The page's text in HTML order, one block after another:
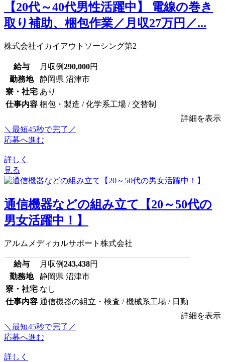
【20代～40代男性活躍中】 電線の巻き
取り補助、梱包作業／月収27万円／...
株式会社イカイアウトソーシング第2
給与 月収例290,000円
勤務地
静岡県 沼津市
寮・社宅 あり
仕事内容 梱包・製造 / 化学系工場 / 交替制
詳細を表示
＼最短45秒で完了／
応募へ進む
詳しく
見る
通信機器などの組み立て【20～50代の
男女活躍中！】
アルムメディカルサポート株式会社
給与 月収例243,438円
勤務地
静岡県 沼津市
寮・社宅 なし
仕事内容 通信機器の組立・検査 / 機械系工場 / 日勤
詳細を表示
＼最短45秒で完了／
応募へ進む
詳しく